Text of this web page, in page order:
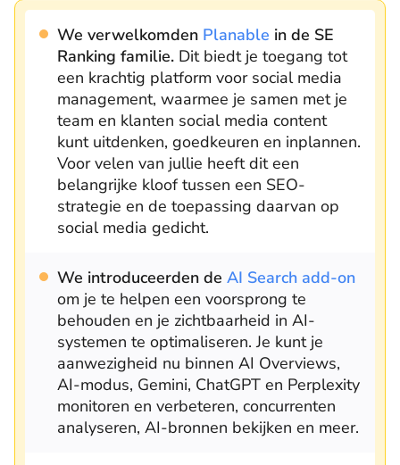
We verwelkomden Planable in de SE
Ranking familie. Dit biedt je toegang tot
een krachtig platform voor social media
management, waarmee je samen met je
team en klanten social media content
kunt uitdenken, goedkeuren en inplannen.
Voor velen van jullie heeft dit een
belangrijke kloof tussen een SEO-
strategie en de toepassing daarvan op
social media gedicht.
We introduceerden de AI Search add-on
om je te helpen een voorsprong te
behouden en je zichtbaarheid in AI-
systemen te optimaliseren. Je kunt je
aanwezigheid nu binnen AI Overviews,
AI-modus, Gemini, ChatGPT en Perplexity
monitoren en verbeteren, concurrenten
analyseren, AI-bronnen bekijken en meer.